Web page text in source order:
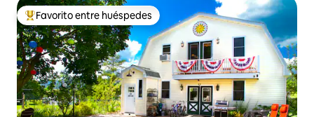
De los mejores en Favorito entre huéspedes
Favorito entre huéspedes